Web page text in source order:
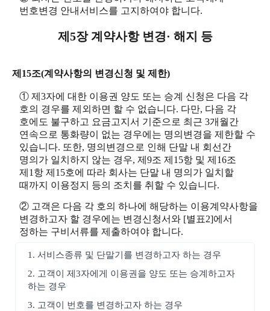
번호변경 안내서비스를 고지하여야 합니다.
제5장 계약사항 변경· 해지 등
제15조(계약사항의 변경신청 및 제한)
① 제3자에 대한 이용권 양도 또는 승계 신청은 다음 각
호의 경우를 제외하면 할 수 없습니다. 다만, 다음 각
호에도 불구하고 요금고지서 기준으로 최근 3개월간
연속으로 통화량이 없는 경우에는 명의변경을 제한할 수
있습니다. 또한, 명의변경으로 인해 단말 내 회선간
명의가 일치하지 않는 경우, 제9조 제15항 및 제16조
제1항 제15호에 따라 회사는 단말 내 명의가 일치할
때까지 이용정지 등의 조치를 취할 수 있습니다.
② 고객은 다음 각 호의 하나에 해당하는 이용계약사항을
변경하고자 할 경우에는 변경신청서와 [별표2]에서
정하는 구비서류를 제출하여야 합니다.
1. 서비스종류 및 단말기를 변경하고자 하는 경우
2. 고객이 제3자에게 이용권을 양도 또는 승계하고자
하는 경우
3. 고객이 번호를 변경하고자 하는 경우